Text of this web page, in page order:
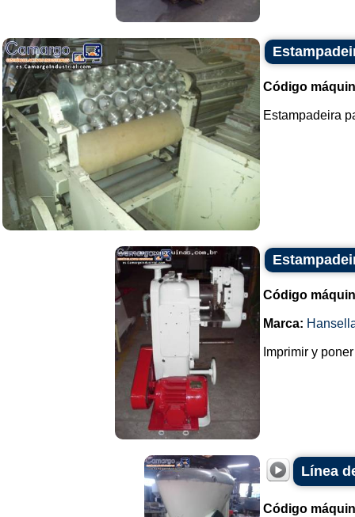
Código
Estampadeira
Código
Marca:
Imprimir y
Línea
Código